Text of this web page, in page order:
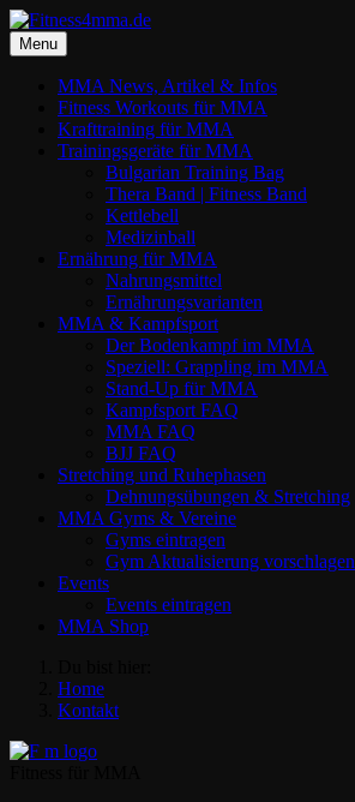
Zum
Inhalt
springen
Menu
MMA News, Artikel & Infos
Fitness Workouts für MMA
Krafttraining für MMA
Trainingsgeräte für MMA
Bulgarian Training Bag
Thera Band | Fitness Band
Kettlebell
Medizinball
Ernährung für MMA
Nahrungsmittel
Ernährungsvarianten
MMA & Kampfsport
Der Bodenkampf im MMA
Speziell: Grappling im MMA
Stand-Up für MMA
Kampfsport FAQ
MMA FAQ
BJJ FAQ
Stretching und Ruhephasen
Dehnungsübungen & Stretching
MMA Gyms & Vereine
Gyms eintragen
Gym Aktualisierung vorschlagen
Events
Events eintragen
MMA Shop
Home
Kontakt